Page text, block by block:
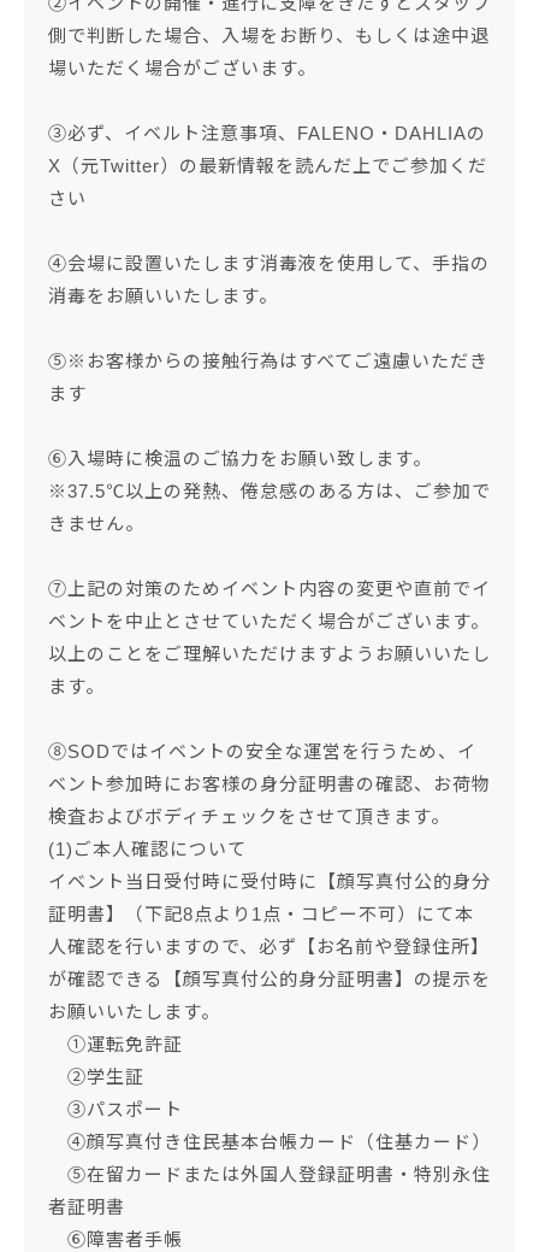
側で判断した場合、入場をお断り、もしくは途中退
場いただく場合がございます。
③必ず、イベルト注意事項、FALENO・DAHLIAの
X（元Twitter）の最新情報を読んだ上でご参加くだ
さい
④会場に設置いたします消毒液を使用して、手指の
消毒をお願いいたします。
⑤※お客様からの接触行為はすべてご遠慮いただき
ます
⑥入場時に検温のご協力をお願い致します。
※37.5℃以上の発熱、倦怠感のある方は、ご参加で
きません。
⑦上記の対策のためイベント内容の変更や直前でイ
ベントを中止とさせていただく場合がございます。
以上のことをご理解いただけますようお願いいたし
ます。
⑧SODではイベントの安全な運営を行うため、イ
ベント参加時にお客様の身分証明書の確認、お荷物
検査およびボディチェックをさせて頂きます。
(1)ご本人確認について
イベント当日受付時に受付時に【顔写真付公的身分
証明書】（下記8点より1点・コピー不可）にて本
人確認を行いますので、必ず【お名前や登録住所】
が確認できる【顔写真付公的身分証明書】の提示を
お願いいたします。
①運転免許証
②学生証
③パスポート
④顔写真付き住民基本台帳カード（住基カード）
⑤在留カードまたは外国人登録証明書・特別永住
者証明書
⑥障害者手帳